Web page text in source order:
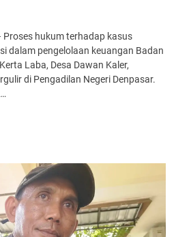
hukum terhadap kasus
dalam pengelolaan keuangan Badan
Laba, Desa Dawan Kaler,
di Pengadilan Negeri Denpasar.